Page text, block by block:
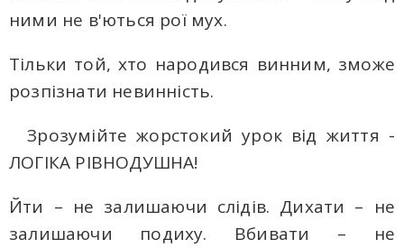
ними не в'ються рої мух.
Тільки той, хто народився винним, зможе
розпізнати невинність.
Зрозумійте жорстокий урок від життя -
ЛОГІКА РІВНОДУШНА!
Йти – не залишаючи слідів. Дихати – не
залишаючи подиху. Вбивати – не